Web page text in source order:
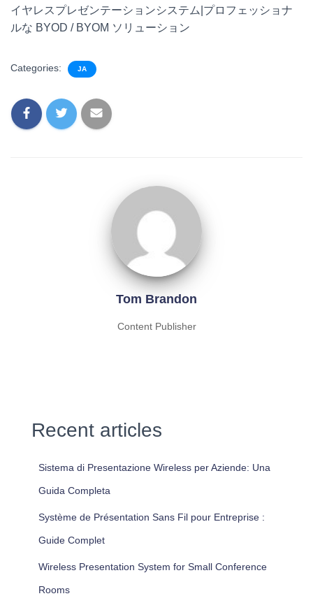
イヤレスプレゼンテーションシステム|プロフェッショナ
ルな BYOD / BYOM ソリューション
Categories: JA
Tom Brandon
Content Publisher
Recent articles
Sistema di Presentazione Wireless per Aziende: Una
Guida Completa
Système de Présentation Sans Fil pour Entreprise :
Guide Complet
Wireless Presentation System for Small Conference
Rooms